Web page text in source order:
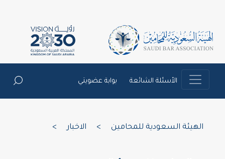
الأسئلة الشائعة بوابة عضويتي
الهيئة السعودية للمحامين الاخبار